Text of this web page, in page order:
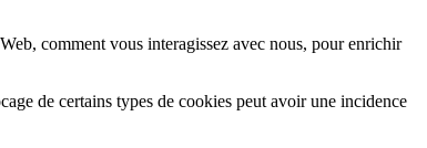
comment vous interagissez avec nous, pour enrichir
de certains types de cookies peut avoir une incidence